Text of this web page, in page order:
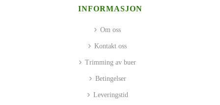
INFORMASJON
Om oss
Kontakt oss
Trimming av buer
Betingelser
Leveringstid